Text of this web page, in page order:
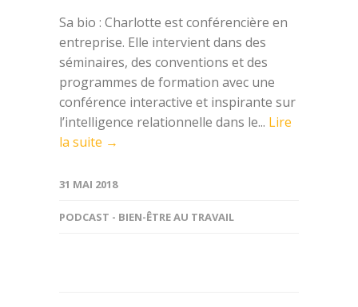
Sa bio : Charlotte est conférencière en
entreprise. Elle intervient dans des
séminaires, des conventions et des
programmes de formation avec une
conférence interactive et inspirante sur
l’intelligence relationnelle dans le... Lire
la suite →
31 MAI 2018
PODCAST - BIEN-ÊTRE AU TRAVAIL